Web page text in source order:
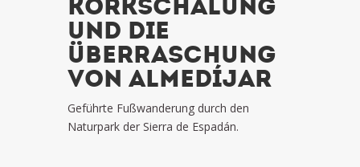
KORKSCHÄLUNG
UND DIE
ÜBERRASCHUNG
VON ALMEDÍJAR
Geführte Fußwanderung durch den
Naturpark der Sierra de Espadán.